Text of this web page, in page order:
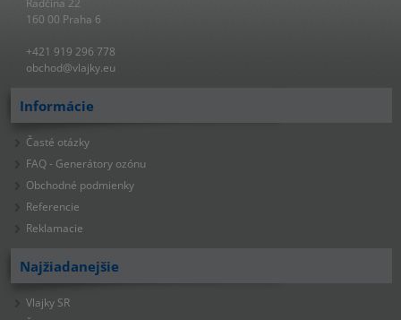
Radčina 22
160 00 Praha 6
+421 919 296 778
obchod@vlajky.eu
Informácie
Časté otázky
FAQ - Generátory ozónu
Obchodné podmienky
Referencie
Reklamacie
Najžiadanejšie
Vlajky SR